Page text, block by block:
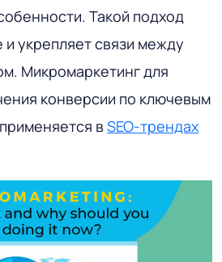
Такой подход
укрепляет связи между
Микромаркетинг для
конверсии по ключевым
в SEO-трендах